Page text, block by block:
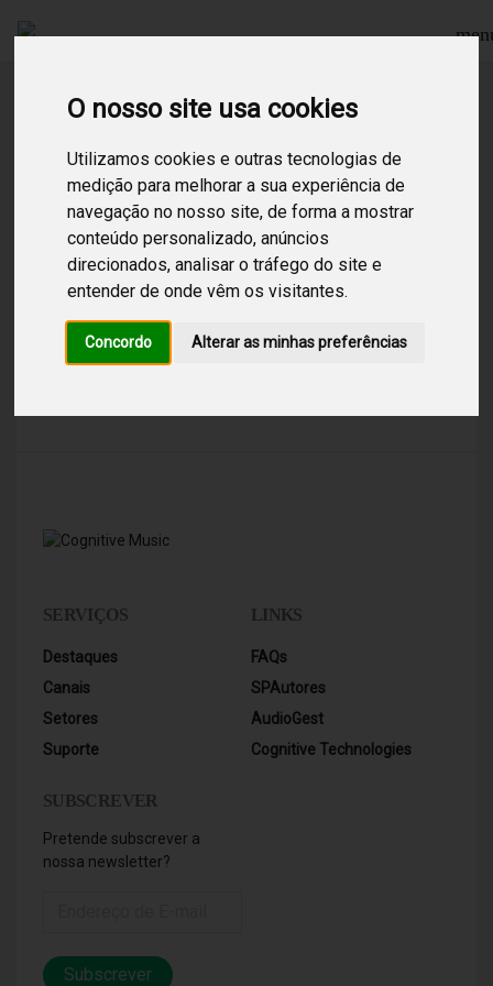
O nosso site usa cookies
Utilizamos cookies e outras tecnologias de
medição para melhorar a sua experiência de
navegação no nosso site, de forma a mostrar
conteúdo personalizado, anúncios
direcionados, analisar o tráfego do site e
entender de onde vêm os visitantes.
Concordo Alterar as minhas preferências
Procurar
Resultados encontrados para: wave
Wave
Canal futurista para criar ambientes elegantes e
modernos, com variadas tendências totalmente
SERVIÇOS
Destaques
Canais
Setores
Suporte
LINKS
FAQs
SPAutores
AudioGest
Cognitive Technologies
SUBSCREVER
Pretende subscrever a
nossa newsletter?
Subscrever